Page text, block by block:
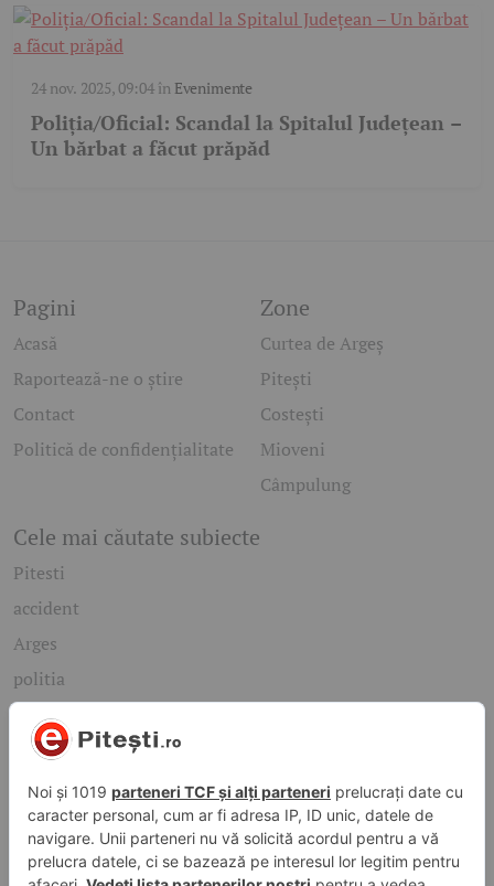
24 nov. 2025, 09:04în Evenimente
Poliția/Oficial: Scandal la Spitalul Județean –
Un bărbat a făcut prăpăd
Pagini
Acasă
Raportează-ne o știre
Contact
Politică de confidențialitate
Zone
Curtea de Argeș
Pitești
Costești
Mioveni
Câmpulung
Cele mai căutate subiecte
Pitesti
accident
Arges
politia
mioveni
Caută rapid știrile care te interesează
Găsește cele mai recente știri, evenimente și subiecte de
interes din orașul tău. Introdu un cuvânt-cheie și descoperă
informațiile de care ai nevoie!